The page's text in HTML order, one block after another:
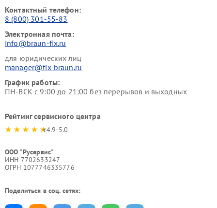
Контактный телефон:
8 (800) 301-55-83
Электронная почта:
info@braun-fix.ru
для юридических лиц
manager@fix-braun.ru
График работы:
ПН-ВСК с 9:00 до 21:00 без перерывов и выходных
Рейтинг сервисного центра
4.9-5.0
ООО "Русервис"
ИНН 7702633247
ОГРН 1077746335776
Поделиться в соц. сетях: